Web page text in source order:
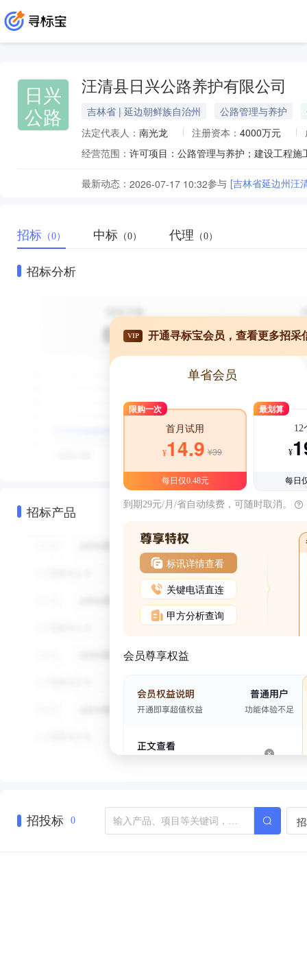
日兴
公路
汪清县日兴公路养护有限公司
吉林省 | 延边朝鲜族自治州 公路管理与养护
法定代表人： 南光龙 注册资本： 4000万元
经营范围：
最新动态： 2026-07-17 10:32参与 [吉林省延边州汪
招标 （0） 中标 （0） 代理 （0）
招标分析
招标产品
VIP 开通寻标宝会员，查看更多招采
单省会员
限购一次
首月试用
¥14.9 ¥39
每日仅0.48元
最划算
12
¥
每日
到期29元/月/省自动续费，可随时取消。
标讯详情查看
关键电话直连
甲方分析查询
会员尊享权益
招投标 0